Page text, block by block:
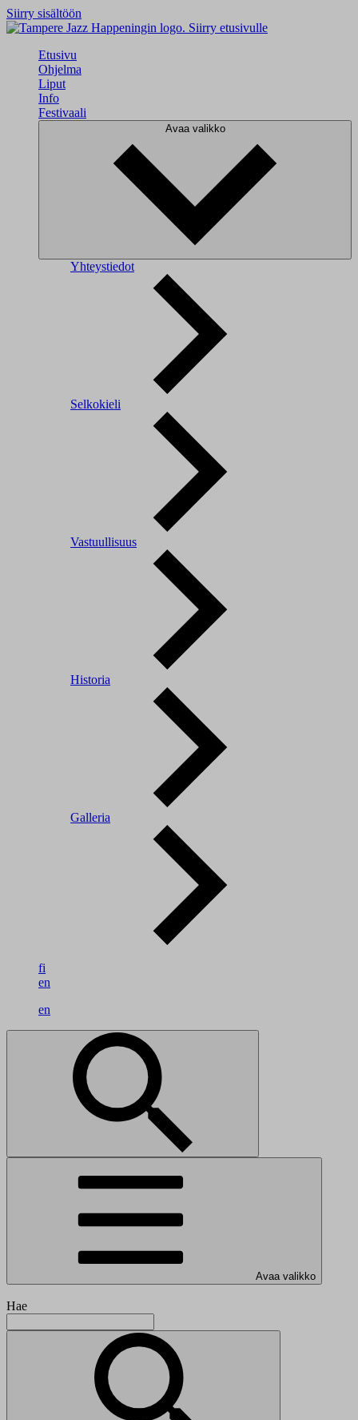
Siirry sisältöön
Siirry etusivulle
Etusivu
Ohjelma
Liput
Info
Festivaali
Avaa valikko
Yhteystiedot
Selkokieli
Vastuullisuus
Historia
Galleria
fi
en
en
Avaa valikko
Hae